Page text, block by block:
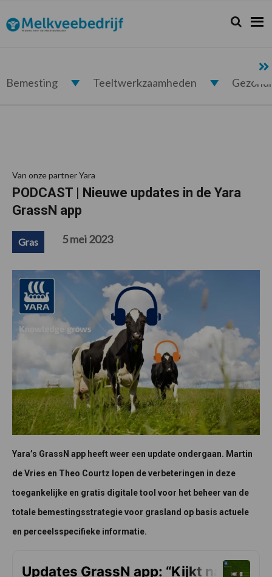
de
hoofdnavigatie
de
hoofd
de
eerste
de
voettekst
Melkveebedrijf.nl Zoeken...
Zoek
Bemesting Teeltwerkzaamheden
Van onze partner Yara
PODCAST | Nieuwe updates in de Yara
GrassN app
Gras 5 mei 2023
Yara’s GrassN app heeft weer een update ondergaan. Martin
de Vries en Theo Courtz lopen de verbeteringen in deze
toegankelijke en gratis digitale tool voor het beheer van de
totale bemestingsstrategie voor grasland op basis actuele
en perceelsspecifieke informatie.